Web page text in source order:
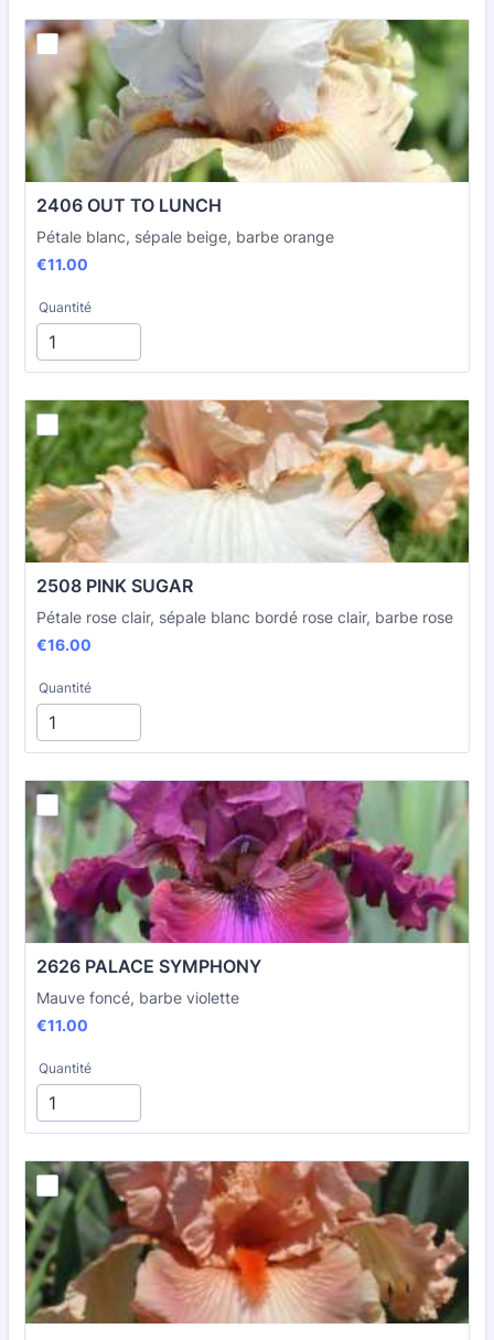
2406 OUT TO LUNCH
Pétale blanc, sépale beige, barbe orange
€11.00
€11.00
Quantité
2508 PINK SUGAR
Pétale rose clair, sépale blanc bordé rose clair, barbe rose
€16.00
€16.00
Quantité
2626 PALACE SYMPHONY
Mauve foncé, barbe violette
€11.00
€11.00
Quantité